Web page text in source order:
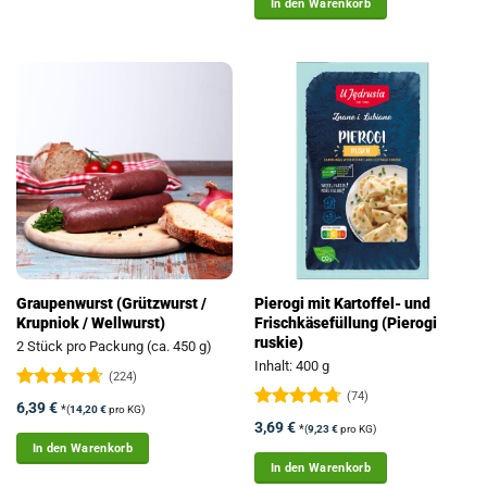
Buchenstr. Ecke Eschenstr. (Parkplatz)
Route Angebote
Alexanderstr. 15
47137Duisburg
Meiderich
Verkaufszeiten
Freitag: 15:00 - 15:50 Uhr
Route
In den Warenkorb
Graupenwurst (Grützwurst /
Krupniok / Wellwurst)
2 Stück pro Packung (ca. 450 g)
Bewertet
mit 4.63
von 5
(224)
6,39€ *(14,20€pro KG)
In den Warenkorb
Pierogi mit Kartoffel- und
Frischkäsefüllung (Pierogi
ruskie)
Inhalt: 400 g
Bewertet
mit 4.72
von 5
(74)
3,69€ *(9,23€pro KG)
In den Warenkorb